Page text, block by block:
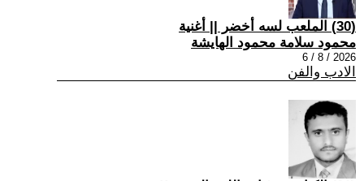
(30) الملعب لسه أخضر || أغنية
محمود سلامة محمود الهايشة
2026 / 8 / 6
الادب والفن